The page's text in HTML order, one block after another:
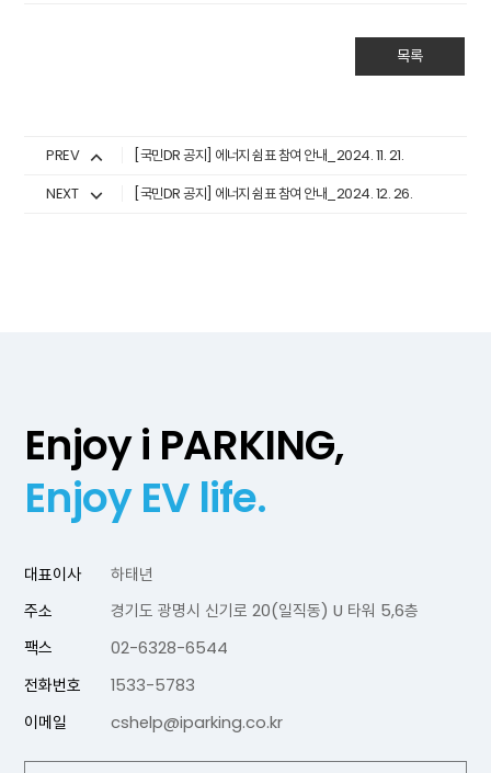
목록
PREV
[국민DR 공지] 에너지 쉼표 참여 안내_2024. 11. 21.
NEXT
[국민DR 공지] 에너지 쉼표 참여 안내_2024. 12. 26.
Enjoy i PARKING,
Enjoy EV life.
대표이사
하태년
주소
경기도 광명시 신기로 20(일직동) U 타워 5,6층
팩스
02-6328-6544
전화번호
1533-5783
이메일
cshelp@iparking.co.kr